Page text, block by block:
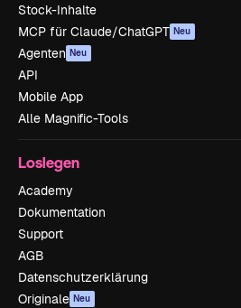
Stock-Inhalte
MCP für Claude/ChatGPT Neu
Agenten Neu
API
Mobile App
Alle Magnific-Tools
Loslegen
Academy
Dokumentation
Support
AGB
Datenschutzerklärung
Originale Neu